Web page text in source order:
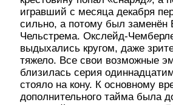
игравший с месяца декабря
сильно, а потому был заменён
Чельстрема. Окслейд-
выдыхались кругом, даже
тяжело. Все свои возможные
близилась серия
стояло на кону. К основному
дополнительного тайма была